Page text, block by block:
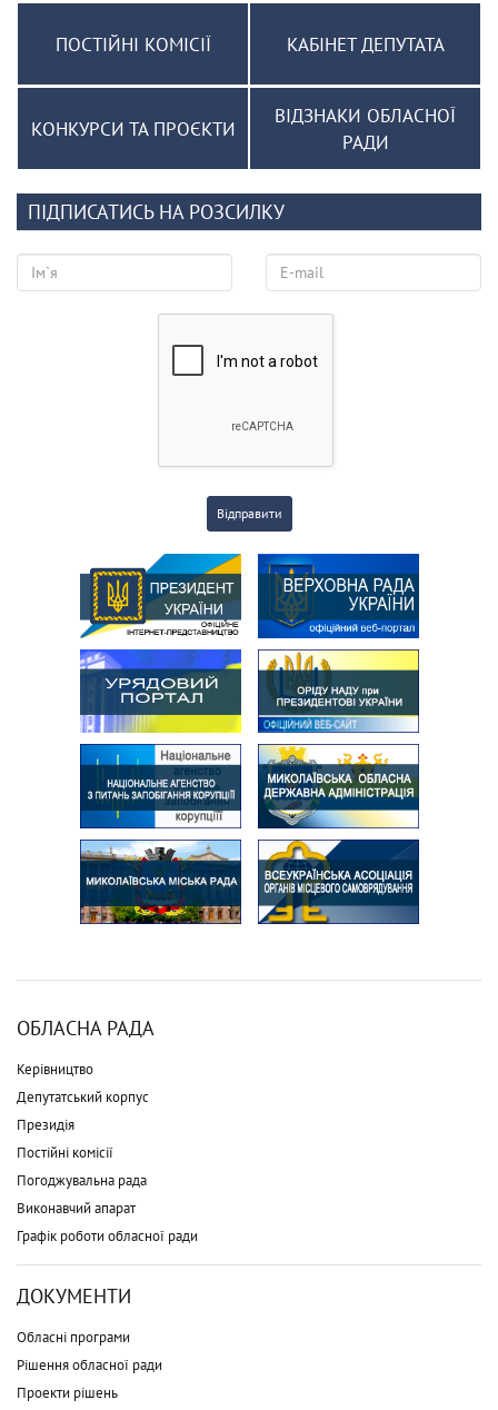
ПОСТІЙНІ КОМІСІЇ КАБІНЕТ ДЕПУТАТА
КОНКУРСИ ТА ПРОЄКТИ
ВІДЗНАКИ ОБЛАСНОЇ
РАДИ
ПІДПИСАТИСЬ НА РОЗСИЛКУ
Відправити
ОБЛАСНА РАДА
Керівництво
Депутатський корпус
Президія
Постійні комісії
Погоджувальна рада
Виконавчий апарат
Графік роботи обласної ради
ДОКУМЕНТИ
Обласні програми
Рішення обласної ради
Проекти рішень